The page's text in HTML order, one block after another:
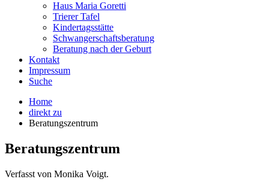
Haus Maria Goretti
Trierer Tafel
Kindertagsstätte
Schwangerschaftsberatung
Beratung nach der Geburt
Kontakt
Impressum
Suche
Home
direkt zu
Beratungszentrum
Beratungszentrum
Verfasst von Monika Voigt.